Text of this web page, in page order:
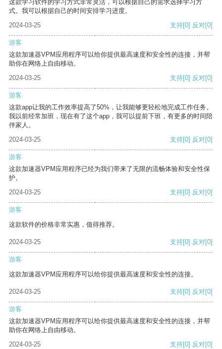
这款学习软件的学习方式非常灵活，可以根据自己的需求选择学习方
式。我可以根据自己的时间安排学习进度。
2024-03-25
支持[0] 反对[0]
游客
这款加速器VPM应用程序可以给你提供最高速度和安全性的连接，并帮
助你在网络上自由移动。
2024-03-25
支持[0] 反对[0]
游客
这款app让我的工作效率提高了50%，让我能够更轻松地完成工作任务。
我以前经常加班，现在有了这个app，我可以提前下班，有更多的时间陪
伴家人。
2024-03-25
支持[0] 反对[0]
游客
这款加速器VPM应用程序已经为我们带来了无限的流畅体验和安全性保
护。
2024-03-25
支持[0] 反对[0]
游客
这款软件的价格非常实惠，值得推荐。
2024-03-25 支持[0] 反对[0]
游客
这款加速器VPM应用程序可以给你提供最高速度和安全性的连接。
2024-03-25 支持[0] 反对[0]
游客
这款加速器VPM应用程序可以给你提供最高速度和安全性的连接，并帮
助你在网络上自由移动。
2024-03-25
支持[0] 反对[0]